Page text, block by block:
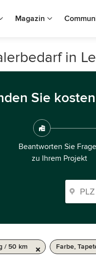
Magazin
in
Sie
Beantworten Sie
zu Ihrem Projekt
/ 50 km Farbe,